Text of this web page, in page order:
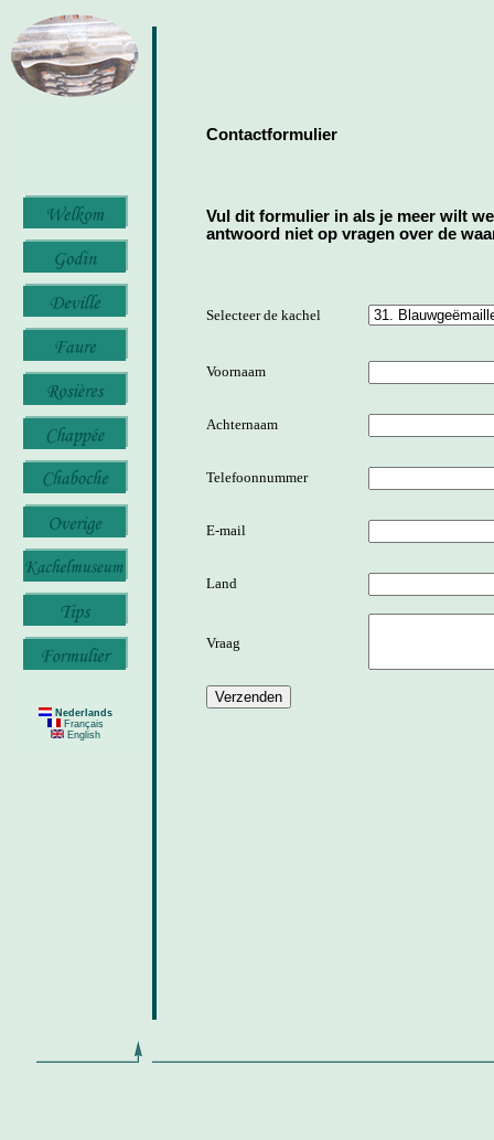
Nederlands
Français
English
Contactformulier
Vul dit formulier in als je meer wilt
antwoord niet op vragen over de
Selecteer de kachel
Voornaam
Achternaam
Telefoonnummer
E-mail
Land
Vraag